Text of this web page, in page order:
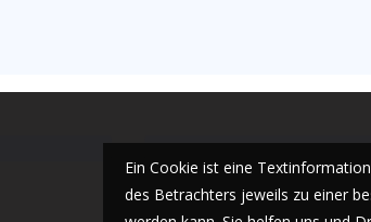
Ein Cookie ist eine
des Betrachters jeweils zu einer